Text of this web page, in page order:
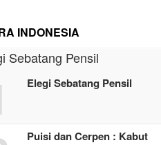
INDONESIA
Elegi Sebatang Pensil
Puisi dan Cerpen : Kabut